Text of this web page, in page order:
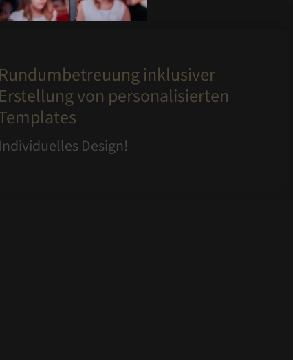
Rundumbetreuung inklusiver
Erstellung von personalisierten
Individuelles Design!